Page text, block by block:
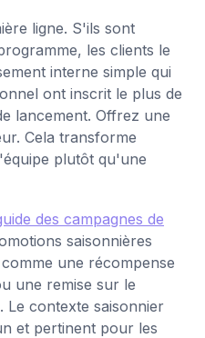
ligne. S'ils sont
les clients le
interne simple qui
ont inscrit le plus de
lancement. Offrez une
Cela transforme
plutôt qu'une
des campagnes de
saisonnières
une récompense
une remise sur le
Le contexte saisonnier
et pertinent pour les